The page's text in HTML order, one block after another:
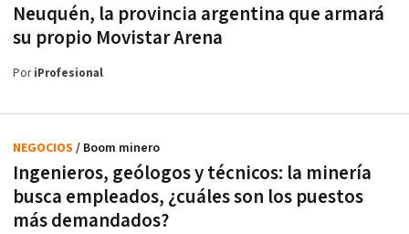
Neuquén, la provincia argentina que armará
su propio Movistar Arena
PoriProfesional
Ingenieros, geólogos y técnicos: la minería
busca empleados, ¿cuáles son los puestos
más demandados?
NEGOCIOS / Boom minero